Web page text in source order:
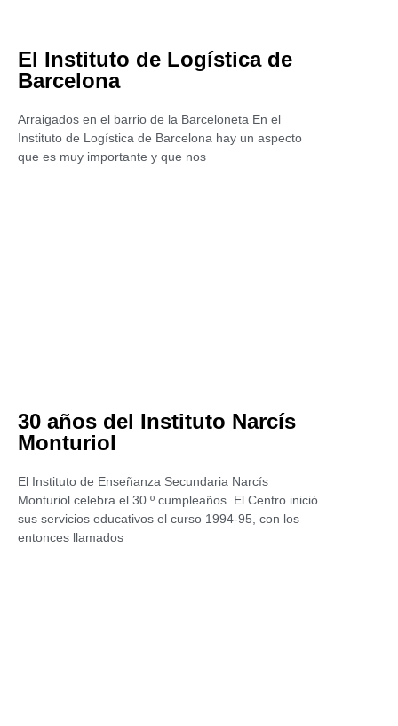
El Instituto de Logística de
Barcelona
Arraigados en el barrio de la Barceloneta En el
Instituto de Logística de Barcelona hay un aspecto
que es muy importante y que nos
30 años del Instituto Narcís
Monturiol
El Instituto de Enseñanza Secundaria Narcís
Monturiol celebra el 30.º cumpleaños. El Centro inició
sus servicios educativos el curso 1994-95, con los
entonces llamados